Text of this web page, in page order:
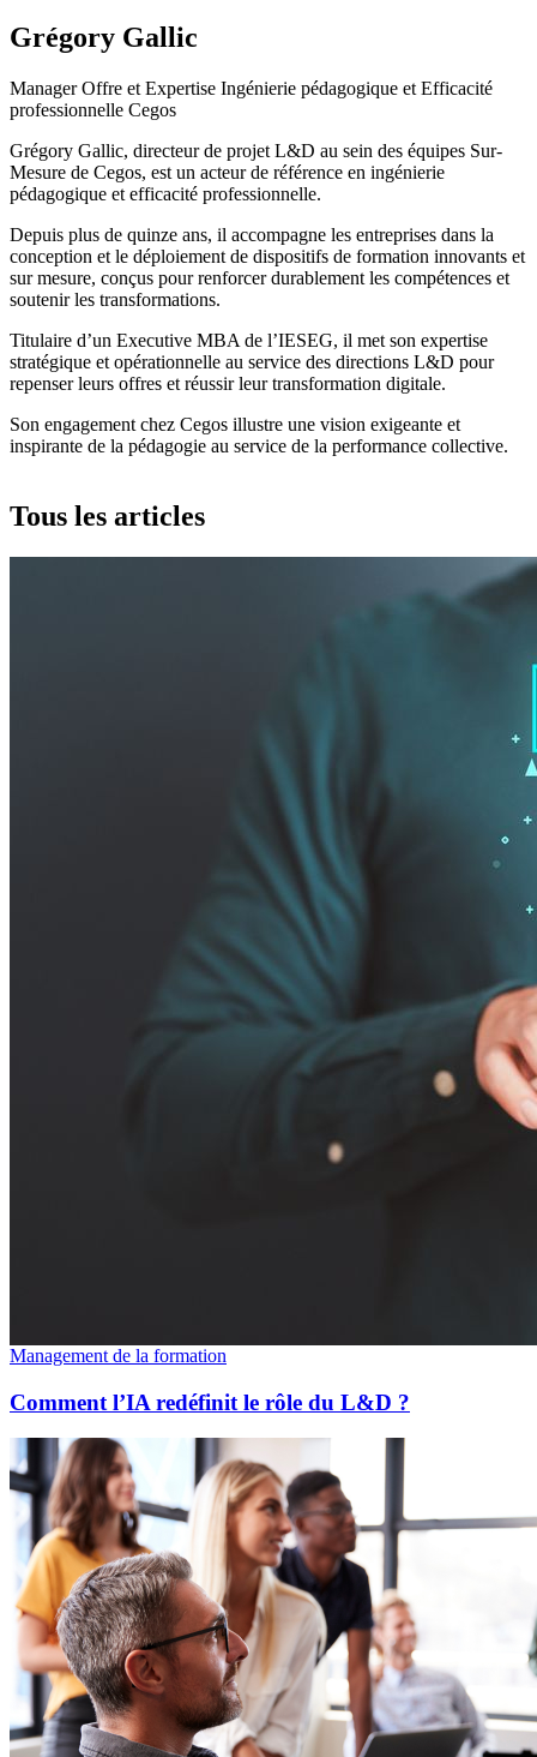
Grégory Gallic
Manager Offre et Expertise Ingénierie pédagogique et Efficacité
professionnelle Cegos
Grégory Gallic, directeur de projet L&D au sein des équipes Sur-
Mesure de Cegos, est un acteur de référence en ingénierie
pédagogique et efficacité professionnelle.
Depuis plus de quinze ans, il accompagne les entreprises dans la
conception et le déploiement de dispositifs de formation innovants et
sur mesure, conçus pour renforcer durablement les compétences et
soutenir les transformations.
Titulaire d’un Executive MBA de l’IESEG, il met son expertise
stratégique et opérationnelle au service des directions L&D pour
repenser leurs offres et réussir leur transformation digitale.
Son engagement chez Cegos illustre une vision exigeante et
inspirante de la pédagogie au service de la performance collective.
Tous les articles
Management de la formation
Comment l’IA redéfinit le rôle du L&D ?